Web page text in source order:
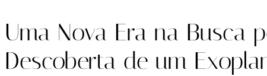
Uma Nova Era na Busca
Descoberta de um